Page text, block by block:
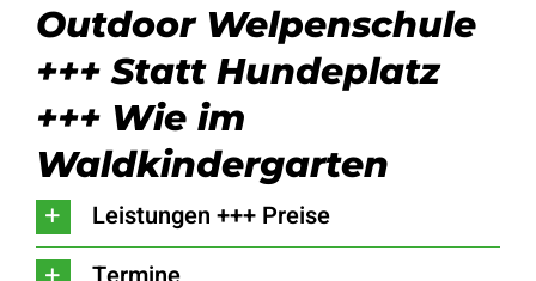
Outdoor Welpenschule
+++ Statt Hundeplatz
+++ Wie im
Waldkindergarten
Leistungen +++ Preise